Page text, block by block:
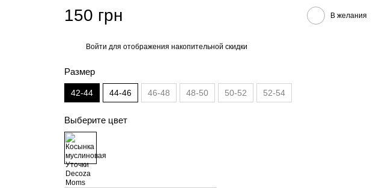
150 грн В желания
Войти для отображения накопительной скидки
Размер
42-44 44-46 46-48 48-50 50-52 52-54
Выберите цвет